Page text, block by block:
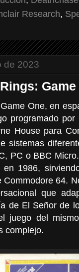
Research,
de 2023
One, en
programado
House para
sistemas
PC o BBC
en 1986,
Commodore 64.
que
de El Señor de
juego del
complejo.